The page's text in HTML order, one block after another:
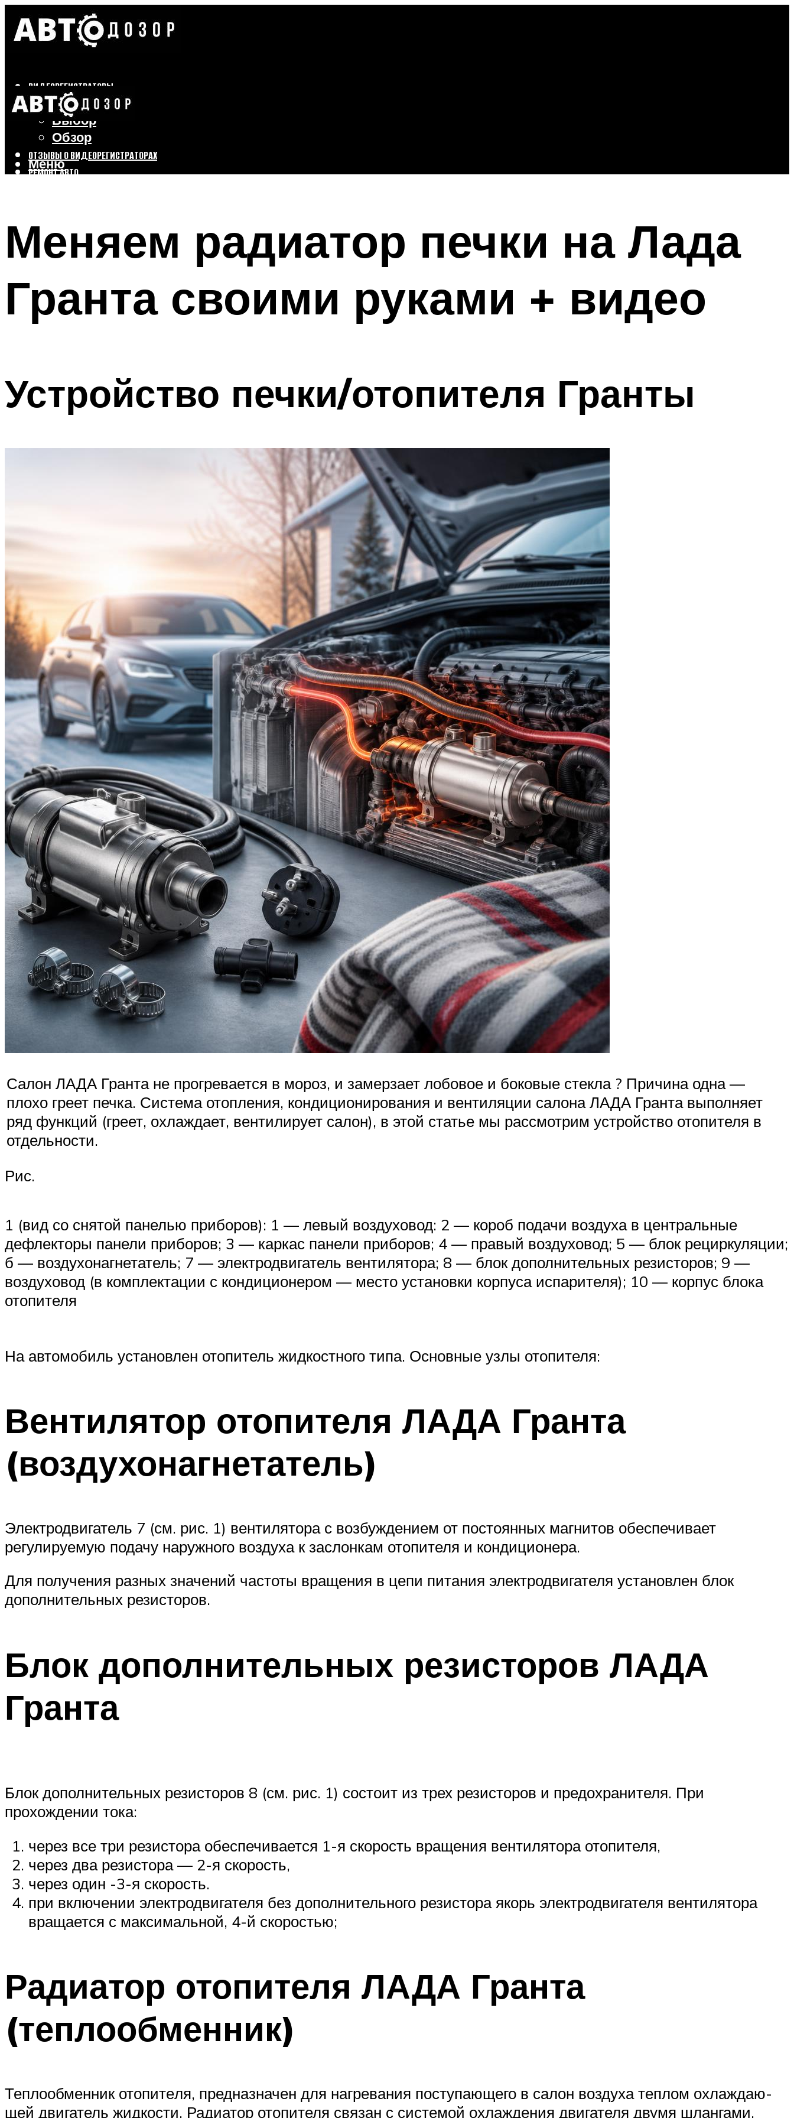
ВИДЕОРЕГИСТРАТОРЫ
Бренды
Выбор
Обзор
ОТЗЫВЫ О ВИДЕОРЕГИСТРАТОРАХ
РЕМОНТ АВТО
Меню
Меню
Меняем радиатор печки на Лада
Гранта своими руками + видео
Устройство печки/отопителя Гранты
Салон ЛАДА Гранта не прогревается в мороз, и замерзает лобовое и боковые стекла ? Причина одна —
плохо греет печка. Система отопления, кондиционирования и вентиляции салона ЛАДА Гранта выполняет
ряд функций (греет, охлаждает, вентилирует салон), в этой статье мы рассмотрим устройство отопителя в
отдельности.
Рис.
1 (вид со снятой панелью приборов): 1 — левый воздуховод: 2 — короб подачи воздуха в центральные
дефлекторы панели приборов; 3 — каркас панели приборов; 4 — правый воздуховод; 5 — блок рециркуляции;
б — воздухонагнетатель; 7 — электродвигатель вентилятора; 8 — блок дополнительных резисторов; 9 —
воздуховод (в комплектации с кондиционером — место установки корпуса испарителя); 10 — корпус блока
отопителя
На автомобиль установлен отопитель жидкостного типа. Основные узлы отопителя:
Вентилятор отопителя ЛАДА Гранта
(воздухонагнетатель)
Электродвигатель 7 (см. рис. 1) вентилятора с возбуждением от постоянных магнитов обеспечивает
регулируемую подачу наружного воздуха к заслонкам отопителя и кондиционера.
Для получения разных значений частоты вращения в цепи питания электродвигателя установлен блок
дополнительных резисторов.
Блок дополнительных резисторов ЛАДА
Гранта
Блок дополнительных резисторов 8 (см. рис. 1) состоит из трех резисторов и предохранителя. При
прохождении тока:
через все три резистора обеспечивается 1-я скорость вращения вентилятора отопителя,
через два резистора — 2-я скорость,
через один -3-я скорость.
при включении электродвигателя без дополнительного резистора якорь электродвигателя вентилятора
вращается с максимальной, 4-й скоростью;
Радиатор отопителя ЛАДА Гранта
(теплообменник)
Теплообменник отопите­ля, предназначен для нагревания поступающего в салон воздуха теплом охлаждаю­
щей двигатель жидкости. Радиатор отопителя связан с системой охлаждения двигателя двумя шлангами,